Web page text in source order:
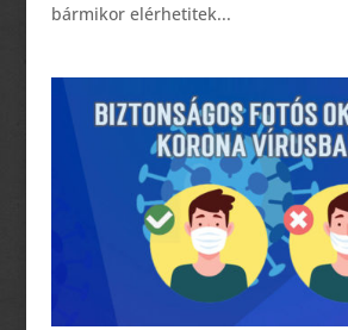
bármikor elérhetitek...